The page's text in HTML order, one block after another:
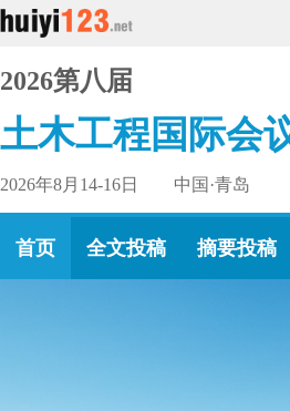
2026第八届
土木工程国际会
2026年8月14-16日 中国·青岛
首页 全文投稿 摘要投稿